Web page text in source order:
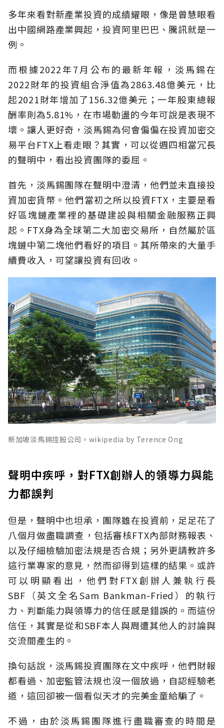
多年來看對新產業投資的成績耀眼，像是曾慧眼看
出中國網路產業興起，投資阿里巴巴、騰訊就是一
例。
而根據2022年7月公布的最新年報，淡馬錫在
2022財年的投資組合淨值為2863.48億美元，比
起2021財年增加了156.32億美元；一年股東總報
酬率則為5.81%，在市場動盪的今年可說是表現不
壞。讓人更好奇，淡馬錫為何會偏偏在投資加密交
易平台FTX上看走眼？其實，可以從週四相當冗長
的聲明中，看出投資團隊的委屈。
首先，淡馬錫團隊在聲明中澄清，他們並未直接投
資加密貨幣。他們當初之所以投資FTX，主要是看
好區塊鏈產業裡的基礎建設與相關金融服務正興
起。FTX身為全球第二大加密交易所，自然屬於區
塊鏈中第二塊他們看好的項目。其所帶來的大量手
續費收入，可望讓投資有回收。
新加坡淡馬錫控股公司。wikipedia by Terence Ong
聲明中疾呼，對FTX創辦人的領導力與能
力都誤判
但是，聲明中也坦承，團隊雖在投資前，足足花了
八個月做盡職調查，包括審核FTX內部財務報表、
以及仔細檢驗加密法規是否合規；另外更請教許多
這行業專家的意見，然而卻得到這樣的結果。或許
可以明顯看出，他們對FTX創辦人兼執行長
SBF（英文全名Sam Bankman-Fried）的執行
力、判斷能力與領導力的信任感是錯誤的。而這份
信任，其實是從和SBF本人與周遭其他人的討論與
交流間產生的。
換句話說，淡馬錫投資團隊在文中疾呼，他們財報
都看過、加密監管法規也沒一個放過，自認經驗老
道，這回卻被一個看似天才的完美金童給騙了。
不過，由於淡馬錫團隊進行盡職審查的時間是